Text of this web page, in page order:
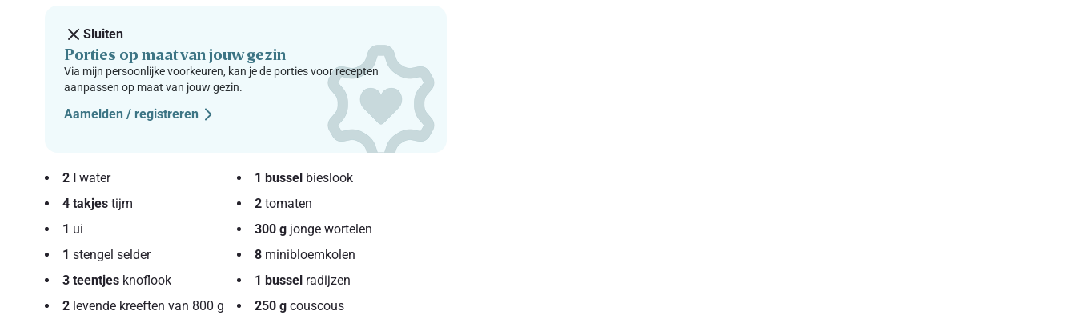
Sluiten
Porties op maat van jouw gezin
Via mijn persoonlijke voorkeuren, kan je de porties voor recepten
aanpassen op maat van jouw gezin.
Aamelden / registreren
2 l water
4 takjes tijm
1 ui
1stengel selder
3 teentjes knoflook
2 levende kreeften van 800 g
1 bussel bieslook
2tomaten
300 g jonge wortelen
8 minibloemkolen
1 bussel radijzen
250 g couscous